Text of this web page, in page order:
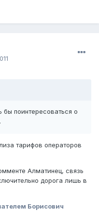
поинтересоваться о
тарифов операторов
Алматинец, связь
дорога лишь в
Борисович